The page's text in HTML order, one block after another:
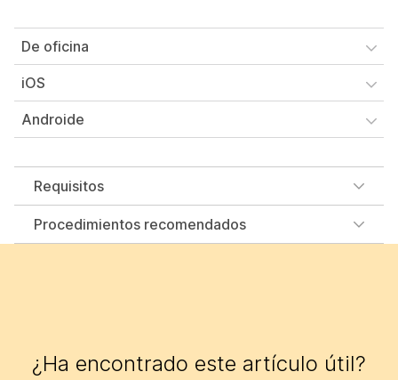
De oficina
iOS
Androide
Requisitos
Procedimientos recomendados
¿Ha encontrado este artículo útil?